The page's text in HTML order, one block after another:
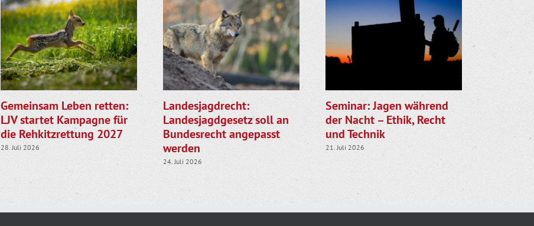
Gemeinsam Leben retten:
LJV startet Kampagne für
die Rehkitzrettung 2027
28. Juli 2026
Landesjagdrecht:
Landesjagdgesetz soll an
Bundesrecht angepasst
werden
24. Juli 2026
Seminar: Jagen während
der Nacht – Ethik, Recht
und Technik
21. Juli 2026
die